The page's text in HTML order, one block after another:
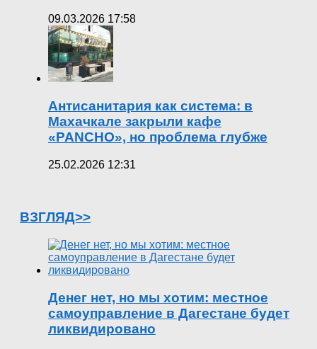
09.03.2026 17:58
Антисанитария как система: в
Махачкале закрыли кафе
«PANCHO», но проблема глубже
25.02.2026 12:31
ВЗГЛЯД>>
Денег нет, но мы хотим: местное
самоуправление в Дагестане будет
ликвидировано